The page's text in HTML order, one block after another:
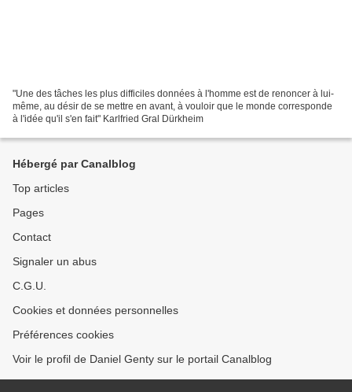
"Une des tâches les plus difficiles données à l'homme est de renoncer à lui-
même, au désir de se mettre en avant, à vouloir que le monde corresponde
à l'idée qu'il s'en fait" Karlfried Gral Dürkheim
Hébergé par Canalblog
Top articles
Pages
Contact
Signaler un abus
C.G.U.
Cookies et données personnelles
Préférences cookies
Voir le profil de Daniel Genty sur le portail Canalblog